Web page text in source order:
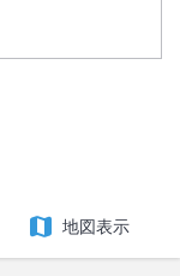
地図表示